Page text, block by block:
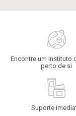
Encontre um Instituto
perto de si
Suporte